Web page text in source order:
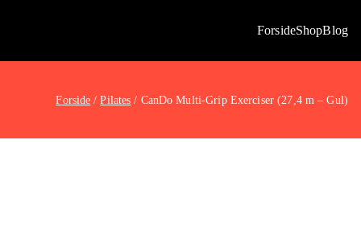
ForsideShopBlog
Forside Pilates CanDo Multi-Grip Exerciser (27,4 m – Gul)